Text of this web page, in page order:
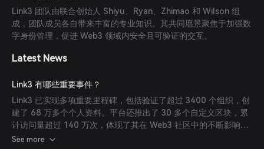
Link3 团队由联合创始人 Shiyu、Ryan、Zhimao 和 Wilson 组
成，团队成员各自带来丰富的专业知识。其共同愿景聚焦于加强数
字身份管理，促进 Web3 领域内安全且可验证的交互。
Latest News
Link3 有哪些重要事件？
Link3 已实现多项重要里程碑，包括验证了超过 3400 个组织，创
建了 68 万多个个人资料。平台还推出了 30 多个自定义区块，累
计访问量超过 140 万次，体现了其在 Web3 社区中的不断影响
力。
See more